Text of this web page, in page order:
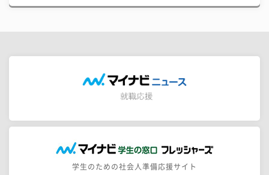
学生のための社会人準備応援サイト